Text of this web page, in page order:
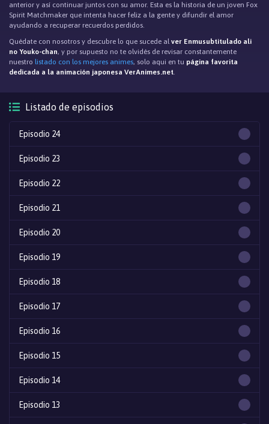
anterior y así continuar juntos con su amor. Esta es la historia de un joven Fox
Spirit Matchmaker que intenta hacer feliz a la gente y difundir el amor
ayudando a recuperar recuerdos perdidos.
Quédate con nosotros y descubre lo que sucede alver Enmusubtitulado ali
no Youko-chan, y por supuesto no te olvidés de revisar constantemente
nuestro listado con los mejores animes, solo aqui en tu página favorita
dedicada a la animación japonesa VerAnimes.net.
Listado de episodios
Episodio 24
Episodio 23
Episodio 22
Episodio 21
Episodio 20
Episodio 19
Episodio 18
Episodio 17
Episodio 16
Episodio 15
Episodio 14
Episodio 13